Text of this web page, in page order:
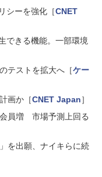
シーを強化［CNET
できる機能。一部環境
テストを拡大へ［ケー
画か［CNET Japan］
員増 市場予測上回る
を出願、ナイキらに続